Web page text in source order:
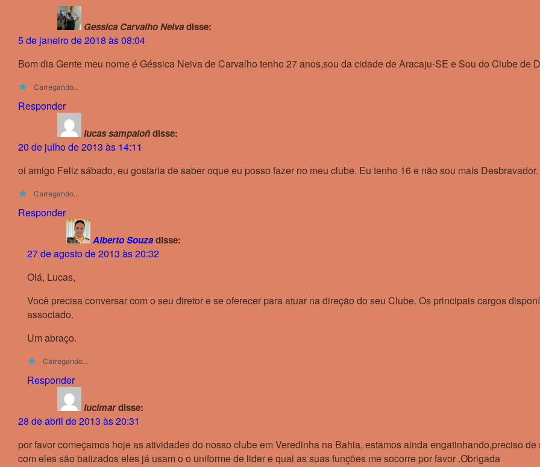
Gessica Carvalho Neivadisse:
5 de janeiro de 2018 às 08:04
Bom dia Gente meu nome é Géssica Neiva de Carvalho tenho 27 anos,sou da cidade de Aracaju-SE e Sou do Clube de
Carregando...
Responder
lucas sampaioñdisse:
20 de julho de 2013 às 14:11
oi amigo Feliz sábado, eu gostaria de saber oque eu posso fazer no meu clube. Eu tenho 16 e não sou mais Desbravador.
Carregando...
Responder
Alberto Souzadisse:
27 de agosto de 2013 às 20:32
Olá, Lucas,
Você precisa conversar com o seu diretor e se oferecer para atuar na direção do seu Clube. Os principais cargos
associado.
Um abraço.
Carregando...
Responder
lucimardisse:
28 de abril de 2013 às 20:31
por favor começamos hoje as atividades do nosso clube em Veredinha na Bahia, estamos ainda engatinhando,preciso
com eles são batizados eles já usam o o uniforme de lider e quai as suas funções me socorre por favor .Obrigada